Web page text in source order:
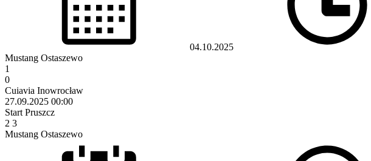
04.10.2025
Mustang Ostaszewo
1
0
Cuiavia Inowrocław
27.09.2025 00:00
Start Pruszcz
2 3
Mustang Ostaszewo